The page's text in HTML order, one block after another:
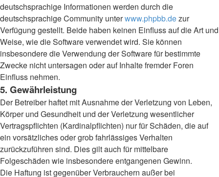
deutschsprachige Informationen werden durch die
deutschsprachige Community unterwww.phpbb.dezur
Verfügung gestellt. Beide haben keinen Einfluss auf die Art und
Weise, wie die Software verwendet wird. Sie können
insbesondere die Verwendung der Software für bestimmte
Zwecke nicht untersagen oder auf Inhalte fremder Foren
Einfluss nehmen.
5. Gewährleistung
Der Betreiber haftet mit Ausnahme der Verletzung von Leben,
Körper und Gesundheit und der Verletzung wesentlicher
Vertragspflichten (Kardinalpflichten) nur für Schäden, die auf
ein vorsätzliches oder grob fahrlässiges Verhalten
zurückzuführen sind. Dies gilt auch für mittelbare
Folgeschäden wie insbesondere entgangenen Gewinn.
Die Haftung ist gegenüber Verbrauchern außer bei